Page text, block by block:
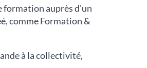
formation auprès d'un
comme Formation &
à la collectivité,